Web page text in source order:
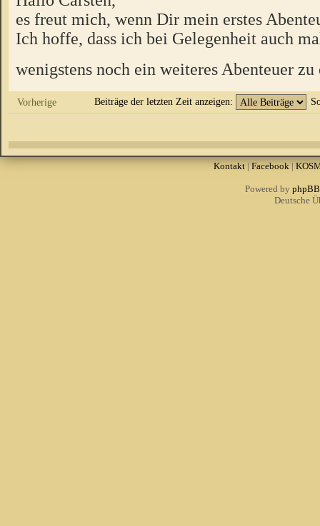
es freut mich, wenn Dir mein erstes
Ich hoffe, dass ich bei Gelegenheit auch
wenigstens noch ein weiteres Abenteuer
Vorherige Beiträge der letzten Zeit anzeigen:
Kontakt| Facebook|
Powered by phpBB
Deutsche